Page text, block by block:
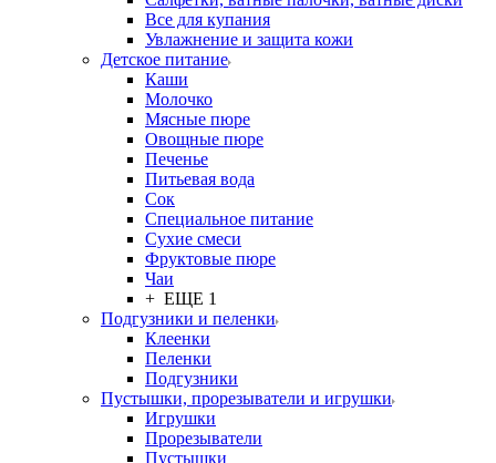
Все для купания
Увлажнение и защита кожи
Детское питание
Каши
Молочко
Мясные пюре
Овощные пюре
Печенье
Питьевая вода
Сок
Специальное питание
Сухие смеси
Фруктовые пюре
Чаи
+ ЕЩЕ 1
Подгузники и пеленки
Клеенки
Пеленки
Подгузники
Пустышки, прорезыватели и игрушки
Игрушки
Прорезыватели
Пустышки